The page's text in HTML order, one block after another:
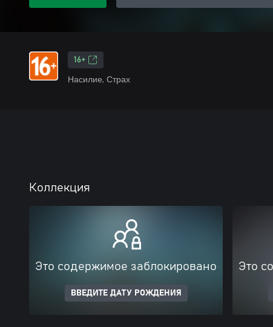
16+
Насилие, Страх
Коллекция
Это содержимое заблокировано
ВВЕДИТЕ ДАТУ РОЖДЕНИЯ
Это